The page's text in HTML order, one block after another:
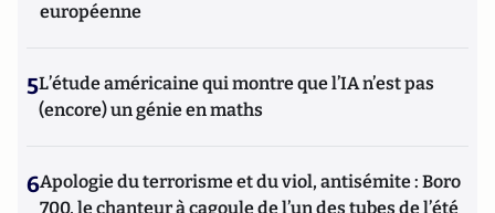
européenne
5L’étude américaine qui montre que l’IA n’est pas
(encore) un génie en maths
6Apologie du terrorisme et du viol, antisémite : Boro
700, le chanteur à cagoule de l’un des tubes de l’été